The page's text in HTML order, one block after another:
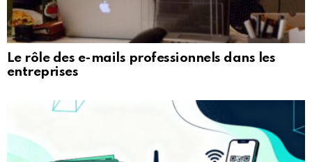
Le rôle des e-mails professionnels dans les
entreprises